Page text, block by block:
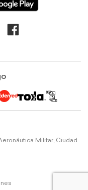
Militar, Ciudad